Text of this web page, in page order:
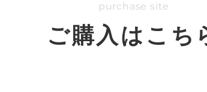
purchase site
ご購入はこち